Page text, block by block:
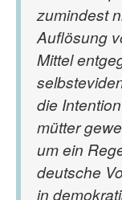
zumindest
Auflösung
Mittel
die
mütter
um ein
deutsche
in